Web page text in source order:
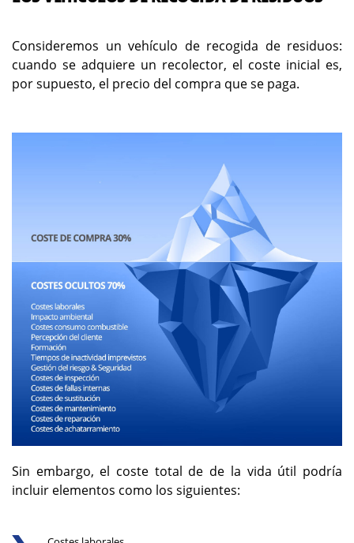
Consideremos un vehículo de recogida de residuos:
cuando se adquiere un recolector, el coste inicial es,
por supuesto, el precio del compra que se paga.
Sin embargo, el coste total de de la vida útil podría
incluir elementos como los siguientes: